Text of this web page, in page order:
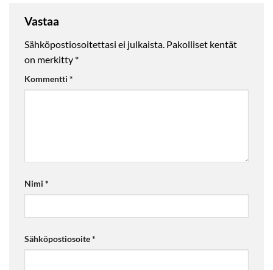
Vastaa
Sähköpostiosoitettasi ei julkaista. Pakolliset kentät
on merkitty *
Kommentti *
Nimi *
Sähköpostiosoite*